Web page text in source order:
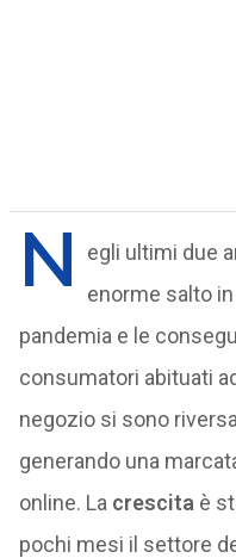
N egli ultimi due
enorme salto in
pandemia e le
consumatori abituati
negozio si sono
generando una
online. La crescita è
pochi mesi il settore